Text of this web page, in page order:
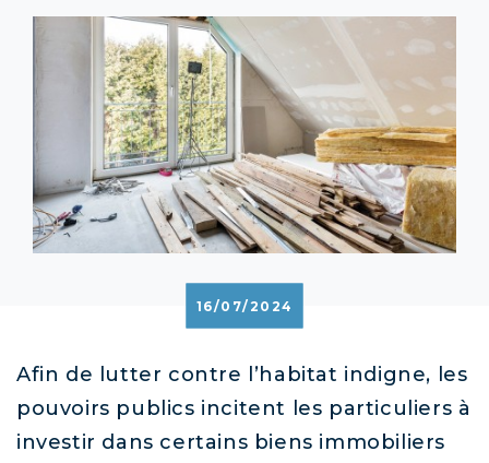
16/07/2024
Afin de lutter contre l’habitat indigne, les
pouvoirs publics incitent les particuliers à
investir dans certains biens immobiliers